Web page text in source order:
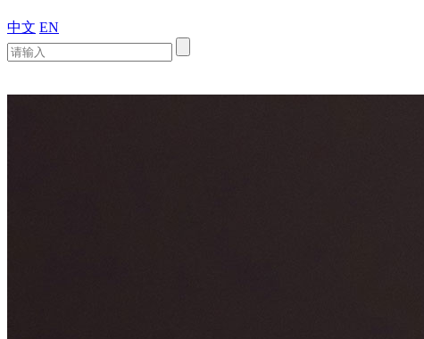
中文 EN